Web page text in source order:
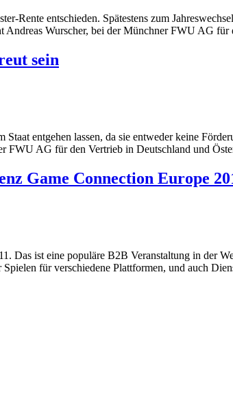
Rente entschieden. Spätestens zum
Andreas Wurscher, bei der Münchner FWU AG
sein
entgehen lassen, da sie entweder keine
FWU AG für den Vertrieb in Deutschland und
Game Connection Europe
Das ist eine populäre B2B Veranstaltung in der
für verschiedene Plattformen, und auch